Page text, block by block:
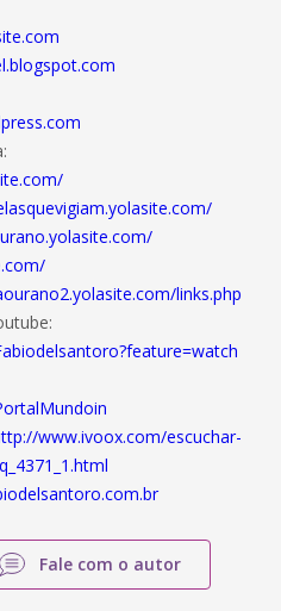
links.php
www.ivoox.com/escuchar-
Fale com o autor